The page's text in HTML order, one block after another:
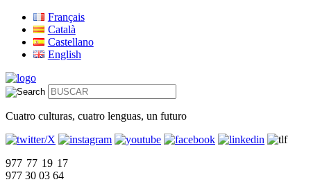
Français
Català
Castellano
English
Cuatro culturas, cuatro lenguas, un futuro
977 77 19 17
977 30 03 64